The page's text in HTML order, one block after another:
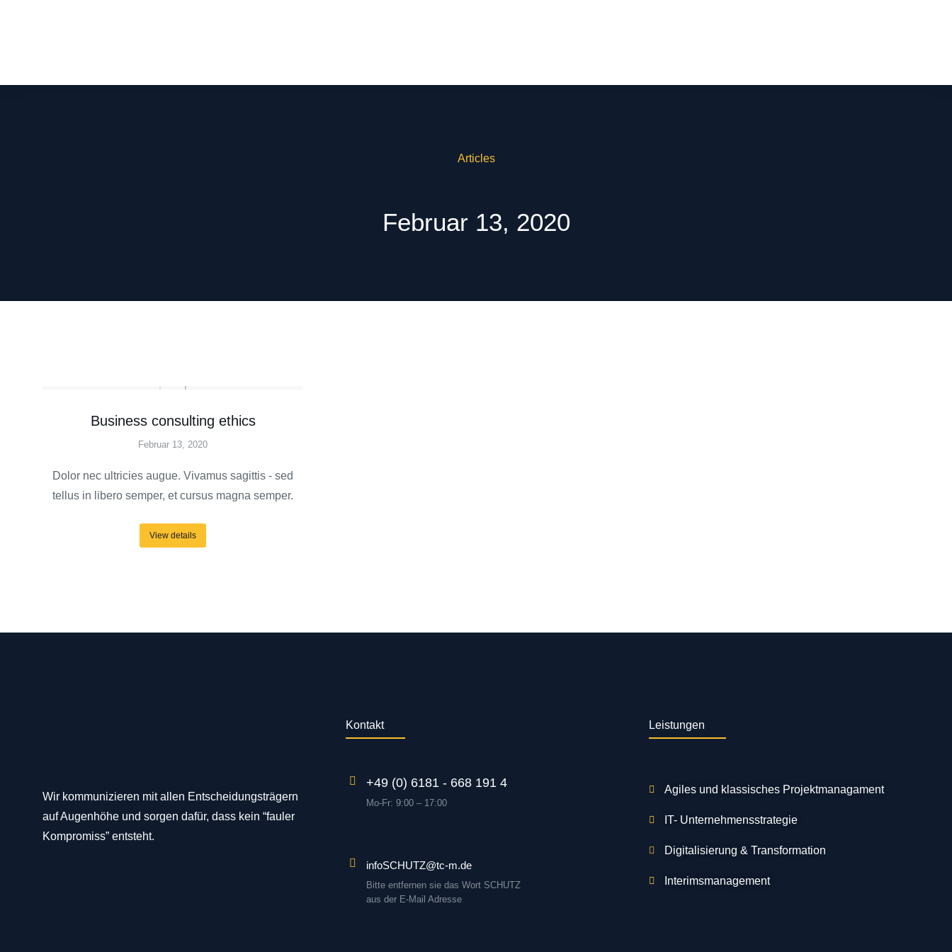
Articles
Februar 13, 2020
Business consulting ethics
Februar 13, 2020
Dolor nec ultricies augue. Vivamus sagittis - sed
tellus in libero semper, et cursus magna semper.
View details
Wir kommunizieren mit allen Entscheidungsträgern
auf Augenhöhe und sorgen dafür, dass kein “fauler
Kompromiss” entsteht.
Kontakt
+49 (0) 6181 - 668 191 4
Mo-Fr: 9:00 – 17:00
infoSCHUTZ@tc-m.de
Bitte entfernen sie das Wort SCHUTZ
aus der E-Mail Adresse
Leistungen
Agiles und klassisches Projektmanagament
IT- Unternehmensstrategie
Digitalisierung & Transformation
Interimsmanagement